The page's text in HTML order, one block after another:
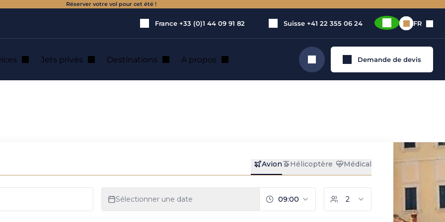
Réserver votre vol pour cet été !
France +33 (0)1 44 09 91 82 Suisse +41 22 355 06 24 FR
Jets privés Destinations A propos Rechercher Demande de devis